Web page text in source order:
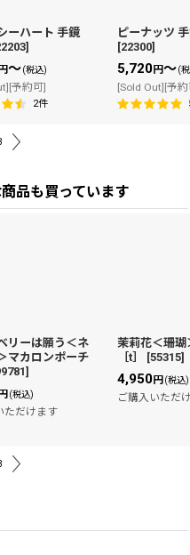
ーハート 手鏡
]
円～(税込)
予約可]
2件
ピーナッツ
[22300]
5,720円～(
[Sold Out][予
品も買っています
リーは願う＜ネ
マカロンポーチ
]
円 (税込)
ただけます
茉莉花＜珊
［t］
[55315]
4,950円 (税込)
ご購入いただ